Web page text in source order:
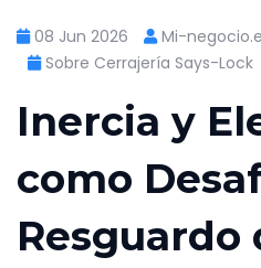
08 Jun 2026
Mi-
Sobre Cerrajería Says-Lock
Inercia y
como
Resguardo